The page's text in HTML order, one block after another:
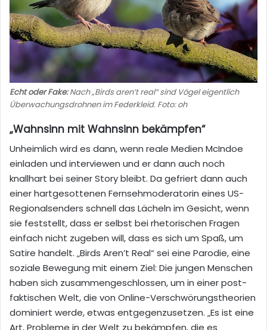
Echt oder Fake:Nach „Birds aren’t real“ sind Vögel eigentlich
Überwachungsdrohnen im Federkleid. Foto: oh
„Wahnsinn mit Wahnsinn bekämpfen“
Unheimlich wird es dann, wenn reale Medien McIndoe
einladen und interviewen und er dann auch noch
knallhart bei seiner Story bleibt. Da gefriert dann auch
einer hartgesottenen Fernsehmoderatorin eines US-
Regionalsenders schnell das Lächeln im Gesicht, wenn
sie feststellt, dass er selbst bei rhetorischen Fragen
einfach nicht zugeben will, dass es sich um Spaß, um
Satire handelt. „Birds Aren’t Real“ sei eine Parodie, eine
soziale Bewegung mit einem Ziel: Die jungen Menschen
haben sich zusammengeschlossen, um in einer post-
faktischen Welt, die von Online-Verschwörungstheorien
dominiert werde, etwas entgegenzusetzen. „Es ist eine
Art, Probleme in der Welt zu bekämpfen, die es